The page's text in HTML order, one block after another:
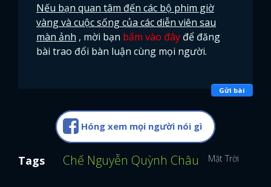
Nếu bạn quan tâm đến các bộ phim giờ
vàng và cuộc sống của các diễn viên sau
màn ảnh , mời bạn bấm vào đây để đăng
bài trao đổi bàn luận cùng mọi người.
Gửi bài
Hóng xem mọi người nói gì
Tags Chế Nguyễn Quỳnh Châu Mặt Trời Mùa